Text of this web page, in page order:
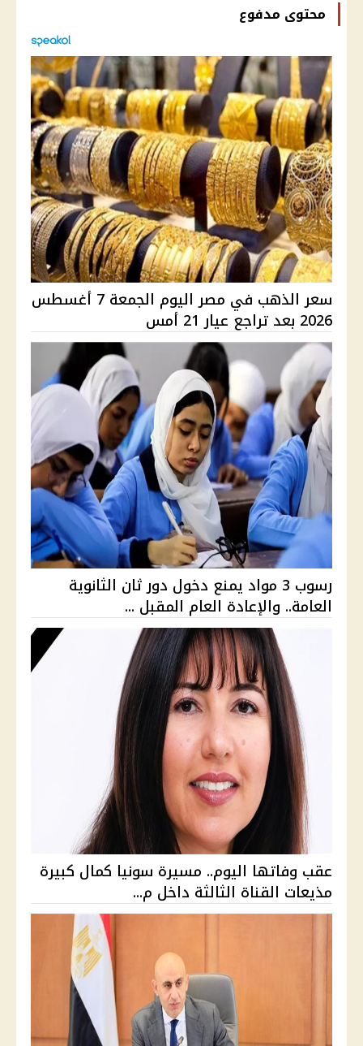
محتوى مدفوع
سعر الذهب في مصر اليوم الجمعة 7 أغسطس
2026 بعد تراجع عيار 21 أمس
رسوب 3 مواد يمنع دخول دور ثان الثانوية
العامة.. والإعادة العام المقبل ...
عقب وفاتها اليوم.. مسيرة سونيا كمال كبيرة
مذيعات القناة الثالثة داخل م...